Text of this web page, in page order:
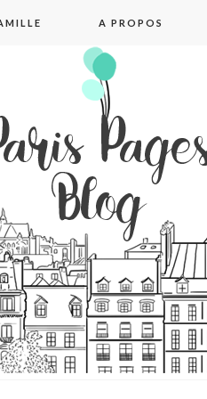
A PROPOS
blog